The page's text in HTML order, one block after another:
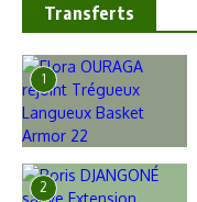
Transferts
1
2